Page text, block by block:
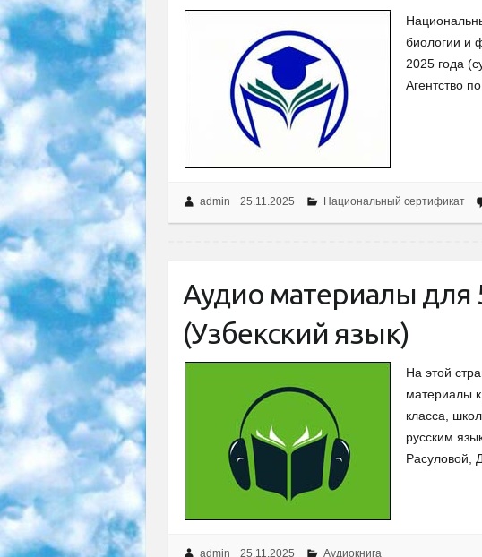
биологии и
2025 года
Агентство
admin 25.11.2025 Национальный сертификат
Аудио материалы для
(Узбекский язык)
На этой
материалы
класса,
русским
Расуловой,
admin 25.11.2025 Аудиокнига